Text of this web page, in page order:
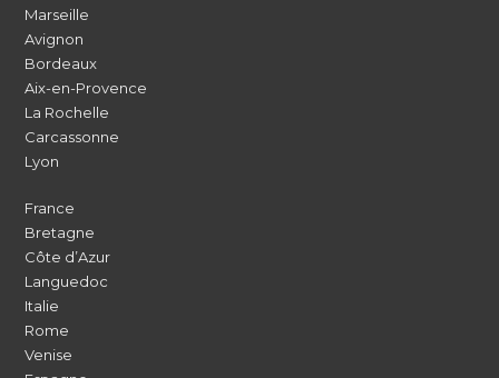
Marseille
Avignon
Bordeaux
Aix-en-Provence
La Rochelle
Carcassonne
Lyon
France
Bretagne
Côte d’Azur
Languedoc
Italie
Rome
Venise